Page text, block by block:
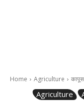
Home Agriculture
Agriculture